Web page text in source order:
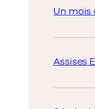
Un mois
Assises